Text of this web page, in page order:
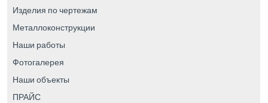
Изделия по чертежам
Металлоконструкции
Наши работы
Фотогалерея
Наши объекты
ПРАЙС